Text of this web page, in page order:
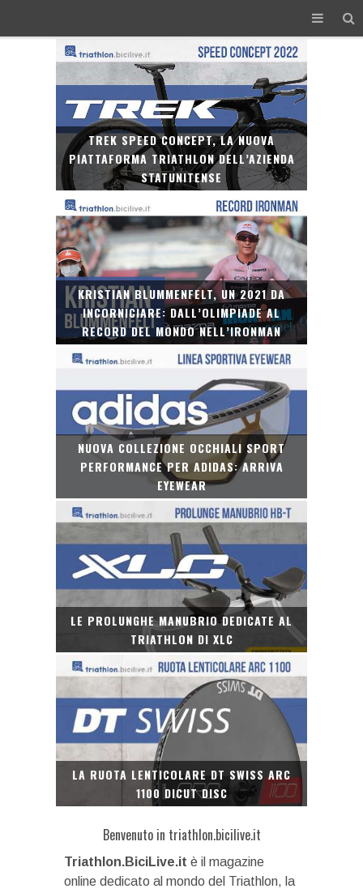
TREK SPEED CONCEPT, LA NUOVA
PIATTAFORMA TRIATHLON DELL’AZIENDA
STATUNITENSE
KRISTIAN BLUMMENFELT, UN 2021 DA
INCORNICIARE: DALL’OLIMPIADE AL
RECORD DEL MONDO NELL’IRONMAN
NUOVA COLLEZIONE OCCHIALI SPORT
PERFORMANCE PER ADIDAS: ARRIVA
EYEWEAR
LE PROLUNGHE MANUBRIO DEDICATE AL
TRIATHLON DI XLC
LA RUOTA LENTICOLARE DT SWISS ARC
1100 DICUT DISC
Benvenuto in triathlon.bicilive.it
Triathlon.BiciLive.it è il magazine
online dedicato al mondo del Triathlon, la